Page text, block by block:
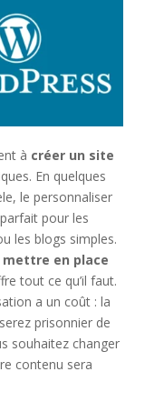
à créer un site
En quelques
le personnaliser
pour les
les blogs simples.
en place
tout ce qu’il faut.
a un coût : la
prisonnier de
souhaitez changer
contenu sera